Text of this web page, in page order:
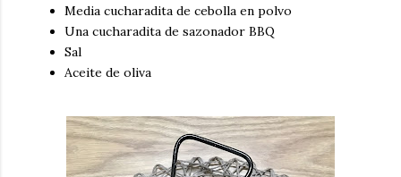
Media cucharadita de cebolla en polvo
Una cucharadita de sazonador BBQ
Sal
Aceite de oliva